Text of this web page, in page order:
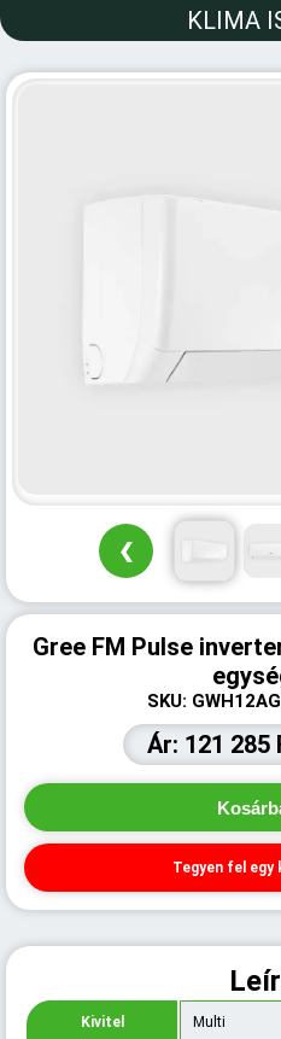
KLIMA
❮
Gree FM Pulse
SKU:
Ár: 121
Tegyen fel egy
Kivitel Multi